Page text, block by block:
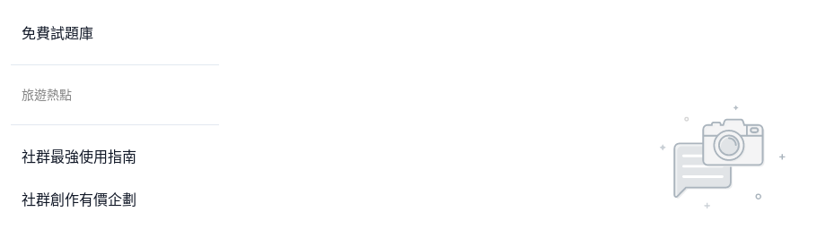
免費試題庫
旅遊熱點
社群最強使用指南
社群創作有價企劃